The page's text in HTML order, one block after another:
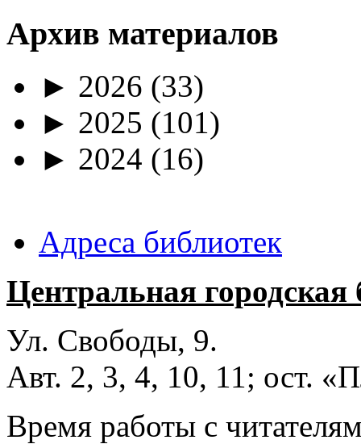
Архив материалов
► 2026 (33)
► 2025 (101)
► 2024 (16)
Адреса библиотек
Центральная
Ул. Свободы, 9.
Авт. 2, 3, 4, 10, 11; ост.
Время работы с